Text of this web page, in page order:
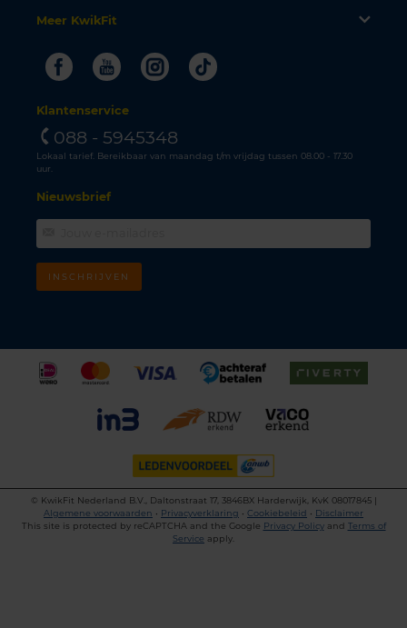
Meer KwikFit
FacebookYoutubeInstagram
Tiktok
Klantenservice
088 - 5945348
Lokaal tarief. Bereikbaar van maandag t/m vrijdag tussen 08.00 - 17.30
uur.
Nieuwsbrief
INSCHRIJVEN
©
KwikFit Nederland B.V., Daltonstraat 17, 3846BX Harderwijk, KvK 08017845 |
Algemene voorwaarden • Privacyverklaring • Cookiebeleid • Disclaimer
This site is protected by reCAPTCHA and the Google Privacy Policyand Terms of
Service apply.